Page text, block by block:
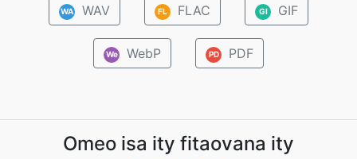
WA WAV FL FLAC GI GIF
We WebP PD PDF
Omeo isa ity fitaovana ity